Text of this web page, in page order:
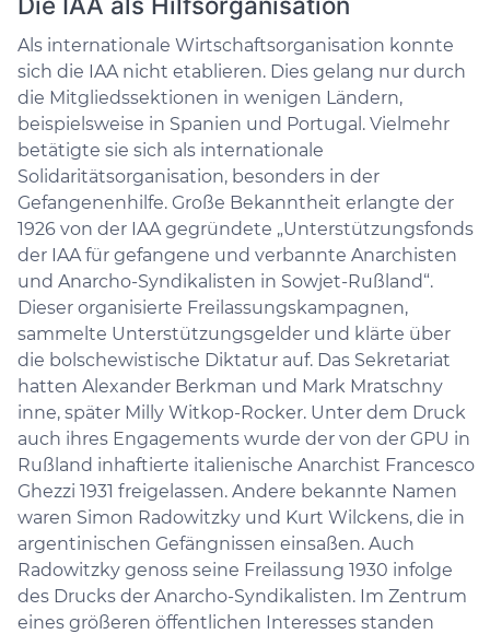
Als internationale Wirtschaftsorganisation konnte
sich die IAA nicht etablieren. Dies gelang nur durch
die Mitgliedssektionen in wenigen Ländern,
beispielsweise in Spanien und Portugal. Vielmehr
betätigte sie sich als internationale
Solidaritätsorganisation, besonders in der
Gefangenenhilfe. Große Bekanntheit erlangte der
1926 von der IAA gegründete „Unterstützungsfonds
der IAA für gefangene und verbannte Anarchisten
und Anarcho-Syndikalisten in Sowjet-Rußland“.
Dieser organisierte Freilassungskampagnen,
sammelte Unterstützungsgelder und klärte über
die bolschewistische Diktatur auf. Das Sekretariat
hatten Alexander Berkman und Mark Mratschny
inne, später Milly Witkop-Rocker. Unter dem Druck
auch ihres Engagements wurde der von der GPU in
Rußland inhaftierte italienische Anarchist Francesco
Ghezzi 1931 freigelassen. Andere bekannte Namen
waren Simon Radowitzky und Kurt Wilckens, die in
argentinischen Gefängnissen einsaßen. Auch
Radowitzky genoss seine Freilassung 1930 infolge
des Drucks der Anarcho-Syndikalisten. Im Zentrum
eines größeren öffentlichen Interesses standen